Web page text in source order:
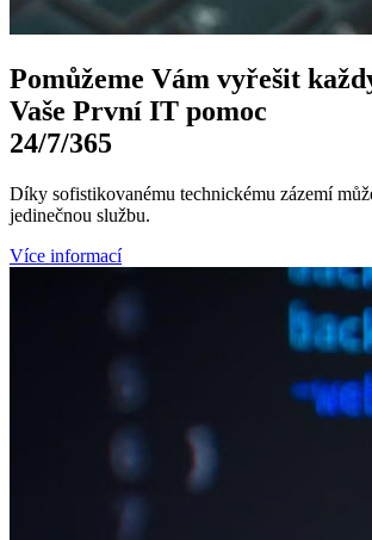
Pomůžeme Vám vyřešit
Vaše První IT pomoc
24/7/365
Díky sofistikovanému technickému zázemí
jedinečnou službu.
Více informací